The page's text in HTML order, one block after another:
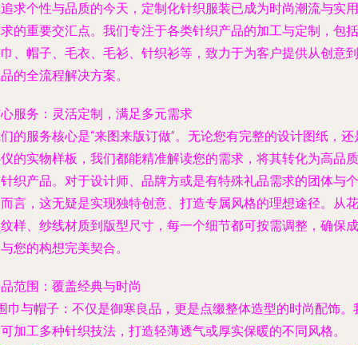
求个性与品质的今天，定制化针织服装已成为时尚潮流与实用
的重要交汇点。我们专注于各类针织产品的加工与定制，包括
、帽子、毛衣、毛衫、针织衫等，致力于为客户提供从创意到
的全流程解决方案。
服务：灵活定制，满足多元需求
的服务核心是“来图来版订做”。无论您有完整的设计图纸，还
的实物样板，我们都能精准解读您的需求，将其转化为高品质
织产品。对于设计师、品牌方或是有特殊礼品需求的团体与个
言，这无疑是实现独特创意、打造专属风格的理想途径。从花
样、纱线材质到版型尺寸，每一个细节都可按需调整，确保成
您的构想完美契合。
范围：覆盖经典与时尚
巾与帽子 ：不仅是御寒良品，更是点缀整体造型的时尚配饰。
加工多种针织技法，打造轻薄透气或厚实保暖的不同风格。